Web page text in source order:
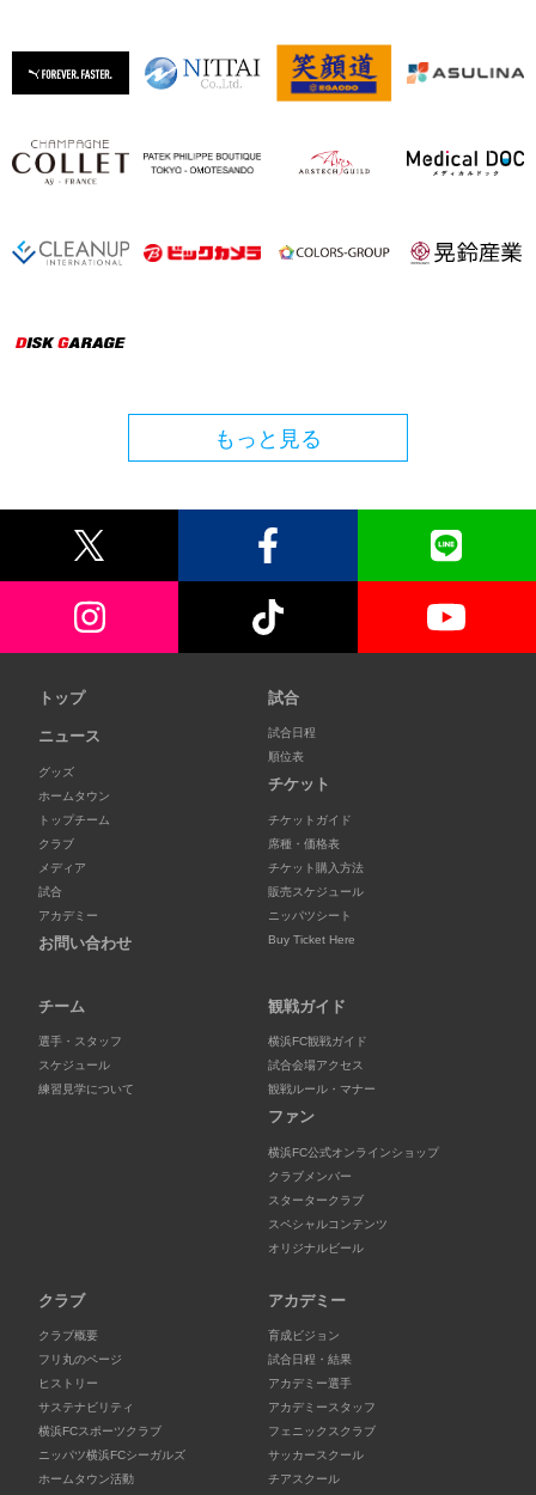
もっと見る
トップ
ニュース
グッズ
ホームタウン
トップチーム
クラブ
メディア
試合
アカデミー
お問い合わせ
試合
試合日程
順位表
チケット
チケットガイド
席種・価格表
チケット購入方法
販売スケジュール
ニッパツシート
Buy Ticket Here
チーム
選手・スタッフ
スケジュール
練習見学について
観戦ガイド
横浜FC観戦ガイド
試合会場アクセス
観戦ルール・マナー
ファン
横浜FC公式オンラインショップ
クラブメンバー
スタータークラブ
スペシャルコンテンツ
オリジナルビール
クラブ
クラブ概要
フリ丸のページ
ヒストリー
サステナビリティ
横浜FCスポーツクラブ
ニッパツ横浜FCシーガルズ
ホームタウン活動
アカデミー
育成ビジョン
試合日程・結果
アカデミー選手
アカデミースタッフ
フェニックスクラブ
サッカースクール
チアスクール